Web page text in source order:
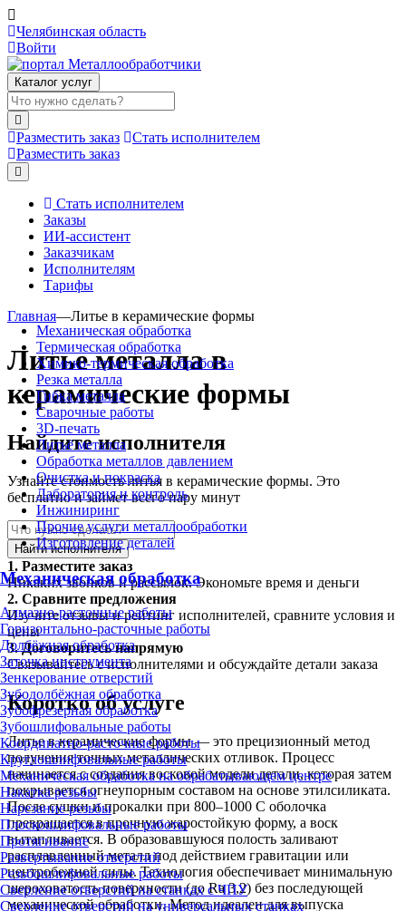
Челябинская область
Войти
Каталог услуг
Разместить заказ
Стать исполнителем
Разместить заказ
Стать исполнителем
Заказы
ИИ-ассистент
Заказчикам
Исполнителям
Тарифы
Механическая обработка
Термическая обработка
Химико-термическая обработка
Резка металла
Гибка металла
Сварочные работы
3D-печать
Литьё металла
Обработка металлов давлением
Очистка и покраска
Лаборатория и контроль
Инжиниринг
Прочие услуги металлообработки
Изготовление деталей
Механическая обработка
Алмазно-расточные работы
Горизонтально-расточные работы
Долбёжная обработка
Заточка инструмента
Зенкерование отверстий
Зубодолбёжная обработка
Зубофрезерная обработка
Зубошлифовальные работы
Координатно-расточные работы
Круглошлифовальные работы
Механическая обработка на обрабатывающем центре
Накатка резьбы
Нарезание резьбы
Плоскошлифовальные работы
Протягивание
Развертывание отверстий
Резьбошлифовальные работы
Сверление отверстий на станках с ЧПУ
Сверление отверстий на универсальных станках
Главная—Литье в керамические формы
Литье металла в
керамические формы
Найдите исполнителя
Узнайте стоимость литья в керамические формы. Это
бесплатно и займет всего пару минут
Найти исполнителя
1. Разместите заказ
Никаких звонков и рассылок. Экономьте время и деньги
2. Сравните предложения
Изучите отзывы и рейтинг исполнителей, сравните условия и
цены
3.Договоритесь напрямую
Связывайтесь с исполнителями и обсуждайте детали заказа
Коротко об услуге
Литье в керамические формы — это прецизионный метод
получения точных металлических отливок. Процесс
начинается с создания восковой модели детали, которая затем
покрывается огнеупорным составом на основе этилсиликата.
После сушки и прокалки при 800–1000 C оболочка
превращается в прочную жаростойкую форму, а воск
вытапливается. В образовавшуюся полость заливают
расплавленный металл под действием гравитации или
центробежной силы. Технология обеспечивает минимальную
шероховатость поверхности (до Ra 3,2) без последующей
механической обработки. Метод идеален для выпуска